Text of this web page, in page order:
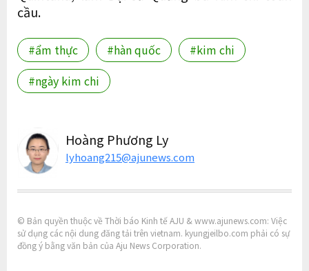
cầu.
#ẩm thực #hàn quốc
#kim chi
#ngày kim chi
Hoàng Phương Ly
lyhoang215@ajunews.com
© Bản quyền thuộc về Thời báo Kinh tế AJU & www.ajunews.com: Việc
sử dụng các nội dung đăng tải trên vietnam. kyungjeilbo.com phải có sự
đồng ý bằng văn bản của Aju News Corporation.